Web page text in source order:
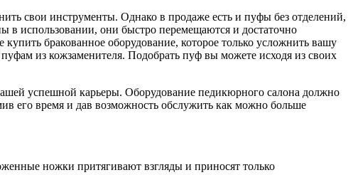
свои инструменты. Однако в продаже есть и пуфы без отделений,
в использовании, они быстро перемещаются и достаточно
бракованное оборудование, которое только усложнить вашу
из кожзаменителя. Подобрать пуф вы можете исходя из своих
успешной карьеры. Оборудование педикюрного салона должно
его время и дав возможность обслужить как можно больше
ножки притягивают взгляды и приносят только